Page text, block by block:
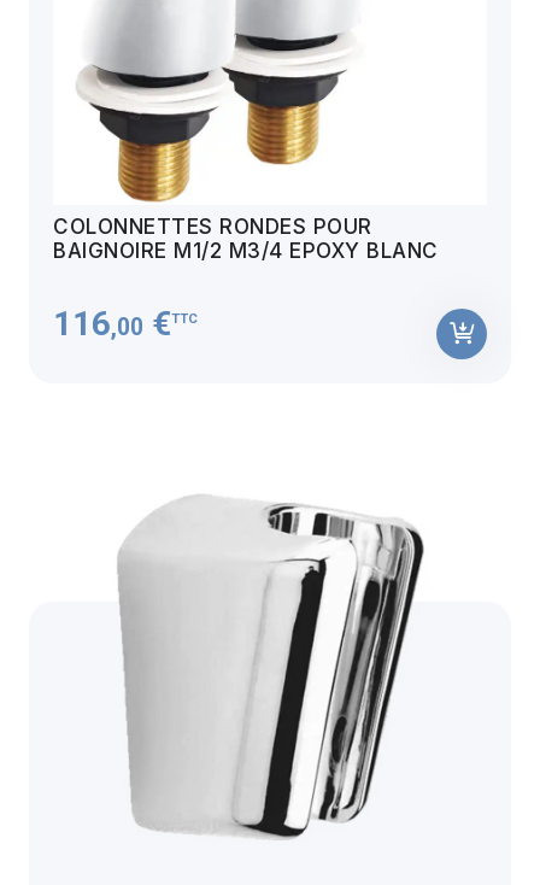
COLONNETTES RONDES POUR
BAIGNOIRE M1/2 M3/4 EPOXY BLANC
116,00 €TTC